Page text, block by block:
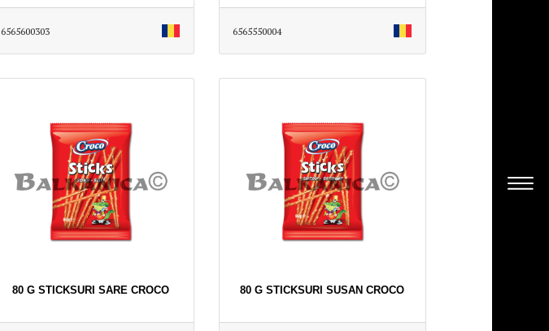
6565600303 6565550004
80 G STICKSURI SARE CROCO 80 G STICKSURI SUSAN CROCO